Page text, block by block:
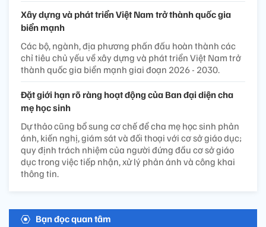
Xây dựng và phát triển Việt Nam trở thành quốc gia
biển mạnh
Các bộ, ngành, địa phương phấn đấu hoàn thành các
chỉ tiêu chủ yếu về xây dựng và phát triển Việt Nam trở
thành quốc gia biển mạnh giai đoạn 2026 - 2030.
Đặt giới hạn rõ ràng hoạt động của Ban đại diện cha
mẹ học sinh
Dự thảo cũng bổ sung cơ chế để cha mẹ học sinh phản
ánh, kiến nghị, giám sát và đối thoại với cơ sở giáo dục;
quy định trách nhiệm của người đứng đầu cơ sở giáo
dục trong việc tiếp nhận, xử lý phản ánh và công khai
thông tin.
Bạn đọc quan tâm